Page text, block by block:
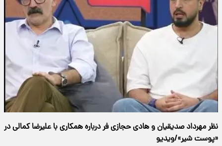
نظر مهرداد صدیقیان و هادی حجازی فر درباره همکاری با علیرضا کمالی در
«پوست شیر»/ویدیو